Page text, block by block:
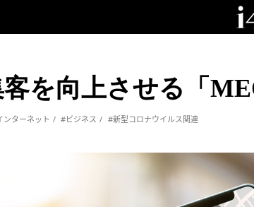
を向上させる「
ンターネット #ビジネス #新型コロナウイルス関連